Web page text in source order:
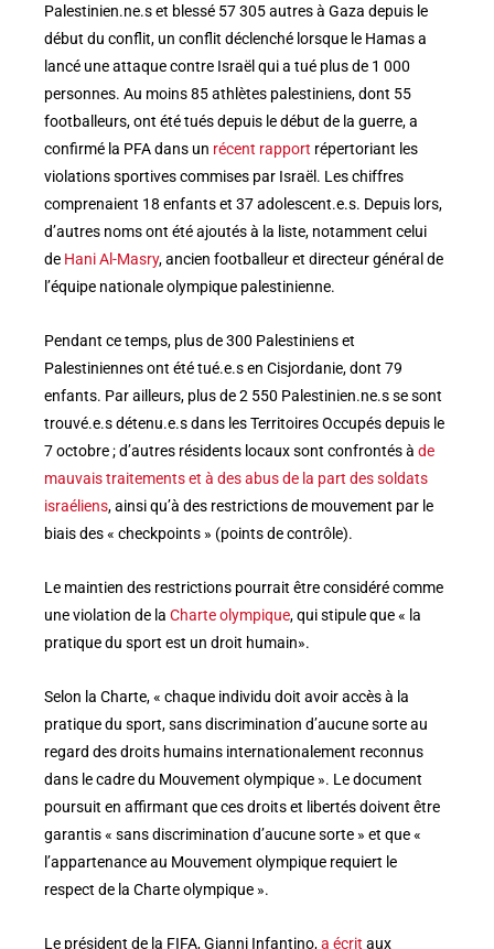
Palestinien.ne.s et blessé 57 305 autres à Gaza depuis le
début du conflit, un conflit déclenché lorsque le Hamas a
lancé une attaque contre Israël qui a tué plus de 1 000
personnes. Au moins 85 athlètes palestiniens, dont 55
footballeurs, ont été tués depuis le début de la guerre, a
confirmé la PFA dans un récent rapport répertoriant les
violations sportives commises par Israël. Les chiffres
comprenaient 18 enfants et 37 adolescent.e.s. Depuis lors,
d’autres noms ont été ajoutés à la liste, notamment celui
de Hani Al-Masry, ancien footballeur et directeur général de
l’équipe nationale olympique palestinienne.
Pendant ce temps, plus de 300 Palestiniens et
Palestiniennes ont été tué.e.s en Cisjordanie, dont 79
enfants. Par ailleurs, plus de 2 550 Palestinien.ne.s se sont
trouvé.e.s détenu.e.s dans les Territoires Occupés depuis le
7 octobre ; d’autres résidents locaux sont confrontés à de
mauvais traitements et à des abus de la part des soldats
israéliens, ainsi qu’à des restrictions de mouvement par le
biais des « checkpoints » (points de contrôle).
Le maintien des restrictions pourrait être considéré comme
une violation de la Charte olympique, qui stipule que « la
pratique du sport est un droit humain».
Selon la Charte, « chaque individu doit avoir accès à la
pratique du sport, sans discrimination d’aucune sorte au
regard des droits humains internationalement reconnus
dans le cadre du Mouvement olympique ». Le document
poursuit en affirmant que ces droits et libertés doivent être
garantis « sans discrimination d’aucune sorte » et que «
l’appartenance au Mouvement olympique requiert le
respect de la Charte olympique ».
Le président de la FIFA, Gianni Infantino,a écrit aux